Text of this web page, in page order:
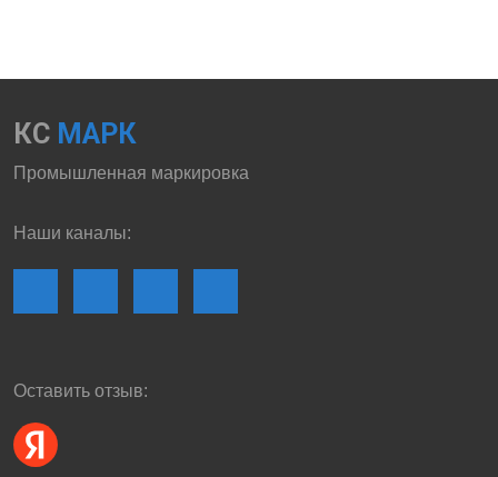
КС МАРК
Промышленная маркировка
Наши каналы:
Оставить отзыв: